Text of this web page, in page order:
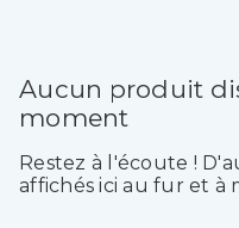
Aucun produit
moment
Restez à l'écoute !
affichés ici au fur et à